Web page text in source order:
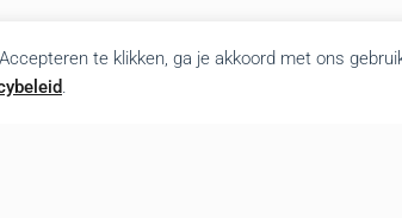
te klikken, ga je akkoord met ons
.